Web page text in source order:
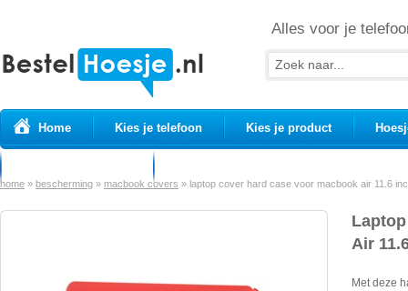
Alles voor je
Home Kies je telefoon Kies je product
home » bescherming » macbook covers » laptop cover hard case voor macbook air 11.6
Air
Met deze